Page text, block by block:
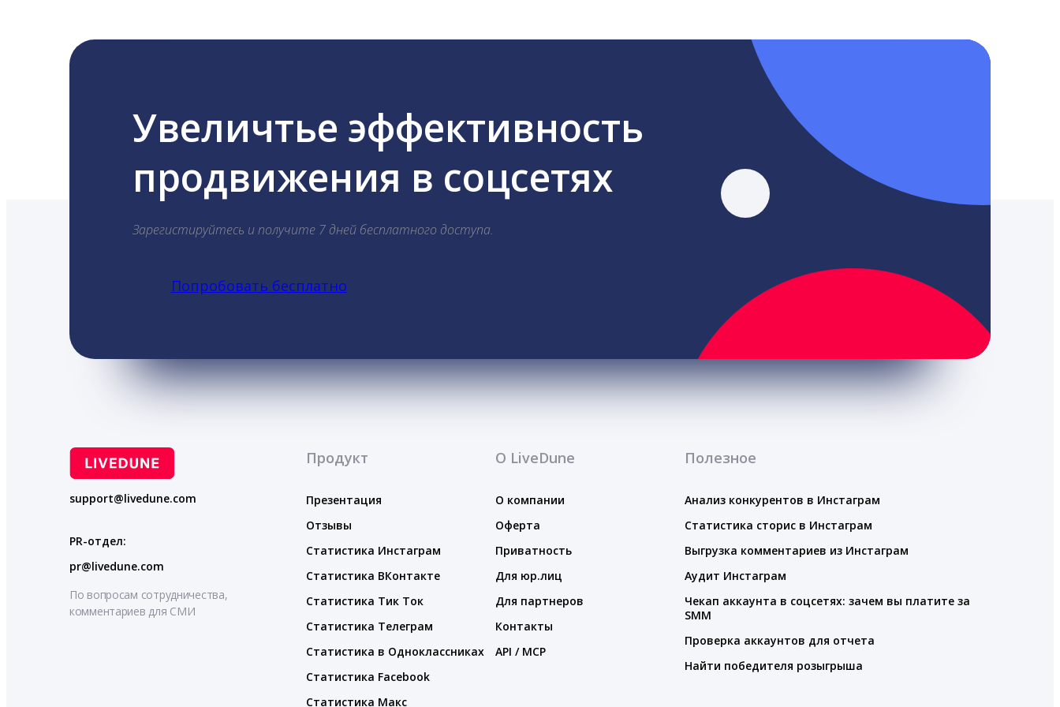
Увеличтье эффективность
продвижения в соцсетях
Зарегистируйтесь и получите 7 дней бесплатного доступа.
Попробовать бесплатно
support@livedune.com
PR-отдел:
pr@livedune.com
По вопросам сотрудничества,
комментариев для СМИ
Продукт
Презентация
Отзывы
Статистика Инстаграм
Статистика ВКонтакте
Статистика Тик Ток
Статистика Телеграм
Статистика в Одноклассниках
Статистика Facebook
Статистика Макс
О LiveDune
О компании
Оферта
Приватность
Для юр.лиц
Для партнеров
Контакты
API / MCP
Полезное
Анализ конкурентов в Инстаграм
Статистика сторис в Инстаграм
Выгрузка комментариев из Инстаграм
Аудит Инстаграм
Чекап аккаунта в соцсетях: зачем вы платите за
SMM
Проверка аккаунтов для отчета
Найти победителя розыгрыша